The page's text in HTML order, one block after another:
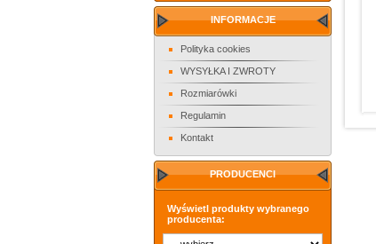
INFORMACJE
Polityka cookies
WYSYŁKA I ZWROTY
Rozmiarówki
Regulamin
Kontakt
PRODUCENCI
Wyświetl produkty wybranego
producenta: